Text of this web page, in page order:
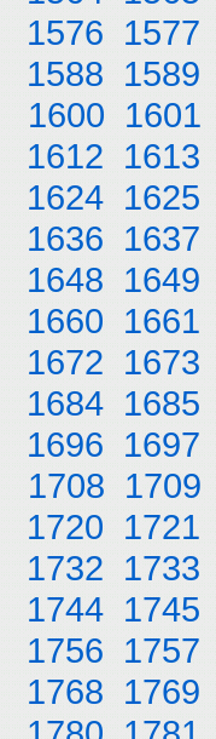
1576 1577
1588 1589
1600 1601
1612 1613
1624 1625
1636 1637
1648 1649
1660 1661
1672 1673
1684 1685
1696 1697
1708 1709
1720 1721
1732 1733
1744 1745
1756 1757
1768 1769